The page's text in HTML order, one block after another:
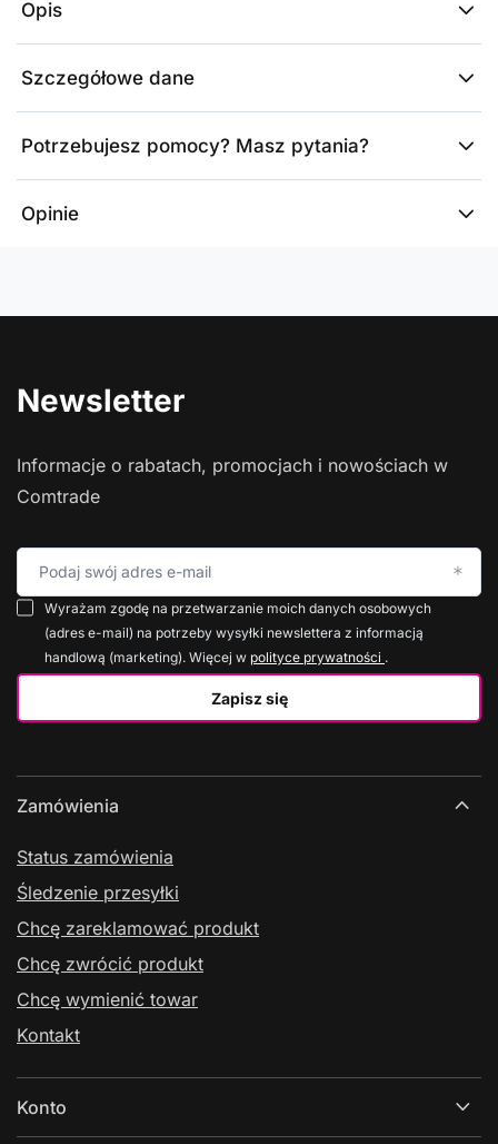
Opis
Szczegółowe dane
Potrzebujesz pomocy? Masz pytania?
Opinie
Newsletter
Informacje o rabatach, promocjach i nowościach w
Comtrade
Podaj swój adres e-mail
Zapisz się
Wyrażam zgodę na przetwarzanie moich danych osobowych
(adres e-mail) na potrzeby wysyłki newslettera z informacją
handlową (marketing). Więcej w polityce prywatności .
Zamówienia
Status zamówienia
Śledzenie przesyłki
Chcę zareklamować produkt
Chcę zwrócić produkt
Chcę wymienić towar
Kontakt
Konto